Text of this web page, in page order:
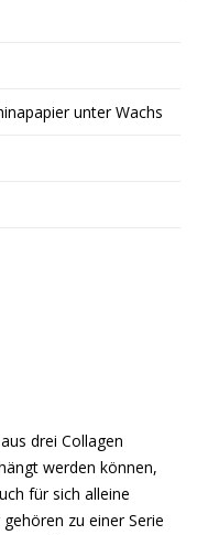
unter Wachs
drei Collagen
werden können,
für sich alleine
zu einer Serie